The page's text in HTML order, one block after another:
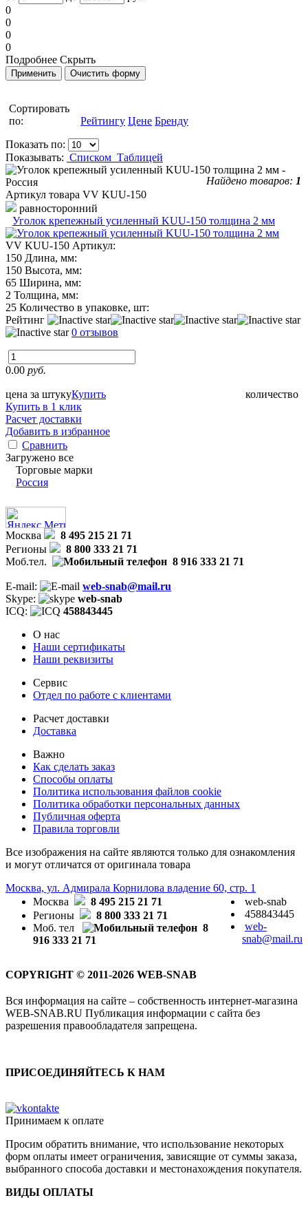
0
0
0
0
Подробнее Скрыть
Сортировать
по:
Рейтингу Цене Бренду
Показать по:
Показывать: Списком Таблицей
Найдено товаров: 1
Артикул товара VV KUU-150
равносторонний
Уголок крепежный усиленный KUU-150 толщина 2 мм
VV KUU-150 Артикул:
150 Длина, мм:
150 Высота, мм:
65 Ширина, мм:
2 Толщина, мм:
25 Количество в упаковке, шт:
Рейтинг
0 отзывов
0.00 руб.
цена за штуку количество
Купить
Купить в 1 клик
Расчет доставки
Добавить в избранное
Сравнить
Загружено все
Торговые марки
Россия
Москва
8 495 215 21 71
Регионы
8 800 333 21 71
Моб.тел.
8 916 333 21 71
E-mail:
web-snab@mail.ru
Skype:
web-snab
ICQ:
458843445
О нас
Наши сертификаты
Наши реквизиты
Сервис
Отдел по работе с клиентами
Расчет доставки
Доставка
Важно
Как сделать заказ
Способы оплаты
Политика использования файлов cookie
Политика обработки персональных данных
Публичная оферта
Правила торговли
Все изображения на сайте являются только для ознакомления
и могут отличатся от оригинала товара
Москва, ул. Адмирала Корнилова владение 60, стр. 1
Москва
8 495 215 21 71
Регионы
8 800 333 21 71
Моб. тел
8
916 333 21 71
web-snab
458843445
web-
snab@mail.ru
COPYRIGHT © 2011-2026 WEB-SNAB
Вся информация на сайте – собственность интернет-магазина
WEB-SNAB.RU Публикация информации с сайта без
разрешения правообладателя запрещена.
ПРИСОЕДИНЯЙТЕСЬ К НАМ
Принимаем к оплате
Просим обратить внимание, что использование некоторых
форм оплаты имеет ограничения, зависящие от суммы заказа,
выбранного способа доставки и местонахождения покупателя.
ВИДЫ ОПЛАТЫ